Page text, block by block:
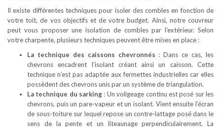
Il existe différentes techniques pour isoler des combles en fonction de
votre toit, de vos objectifs et de votre budget. Ainsi, notre couvreur
peut vous proposer une isolation de combles par l’extérieur. Selon
votre charpente, plusieurs techniques peuvent être mises en place :
La technique des caissons chevronnés : Dans ce cas, les
chevrons encadrent l’isolant créant ainsi un caisson. Cette
technique n’est pas adaptée aux fermettes industrielles car elles
possèdent des chevrons unis par un système de triangulation.
La technique du sarking : Un voligeage continu est posé sur les
chevrons, puis un pare-vapeur et un isolant. Vient ensuite l’écran
de sous-toiture sur lequel repose un contre-lattage posé dans le
sens de la pente et un liteaunage perpendiculairement. La